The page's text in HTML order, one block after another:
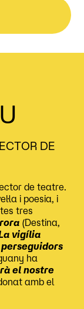
DE
de teatre.
i poesia, i
tres
(Destina,
vigília
perseguidors
ha
el nostre
amb el